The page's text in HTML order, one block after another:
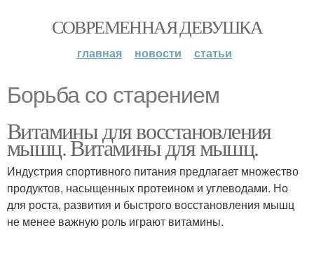
СОВРЕМЕННАЯ ДЕВУШКА
главная новости статьи
Борьба со старением
Витамины для восстановления
мышц. Витамины для мышц.
Индустрия спортивного питания предлагает множество
продуктов, насыщенных протеином и углеводами. Но
для роста, развития и быстрого восстановления мышц
не менее важную роль играют витамины.